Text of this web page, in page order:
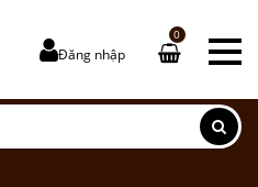
Đăng nhập
0